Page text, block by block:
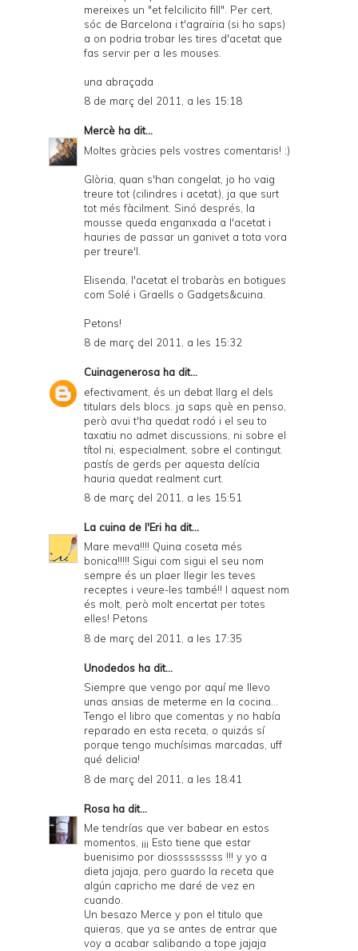
mereixes un "et felcilicito fill". Per cert,
sóc de Barcelona i t'agraïria (si ho saps)
a on podria trobar les tires d'acetat que
fas servir per a les mouses.
una abraçada
8 de març del 2011, a les 15:18
Mercè ha dit...
Moltes gràcies pels vostres comentaris! :)
Glòria, quan s'han congelat, jo ho vaig
treure tot (cilindres i acetat), ja que surt
tot més fàcilment. Sinó després, la
mousse queda enganxada a l'acetat i
hauries de passar un ganivet a tota vora
per treure'l.
Elisenda, l'acetat el trobaràs en botigues
com Solé i Graells o Gadgets&cuina.
Petons!
8 de març del 2011, a les 15:32
Cuinagenerosa ha dit...
efectivament, és un debat llarg el dels
titulars dels blocs. ja saps què en penso,
però avui t'ha quedat rodó i el seu to
taxatiu no admet discussions, ni sobre el
títol ni, especialment, sobre el contingut.
pastís de gerds per aquesta delícia
hauria quedat realment curt.
8 de març del 2011, a les 15:51
La cuina de l'Eri ha dit...
Mare meva!!!! Quina coseta més
bonica!!!!! Sigui com sigui el seu nom
sempre és un plaer llegir les teves
receptes i veure-les també!! I aquest nom
és molt, però molt encertat per totes
elles! Petons
8 de març del 2011, a les 17:35
Unodedos ha dit...
Siempre que vengo por aquí me llevo
unas ansias de meterme en la cocina...
Tengo el libro que comentas y no había
reparado en esta receta, o quizás sí
porque tengo muchísimas marcadas, uff
qué delicia!
8 de març del 2011, a les 18:41
Rosa ha dit...
Me tendrías que ver babear en estos
momentos, ¡¡¡ Esto tiene que estar
buenisimo por diosssssssss !!! y yo a
dieta jajaja, pero guardo la receta que
algún capricho me daré de vez en
cuando.
Un besazo Merce y pon el titulo que
quieras, que ya se antes de entrar que
voy a acabar salibando a tope jajaja